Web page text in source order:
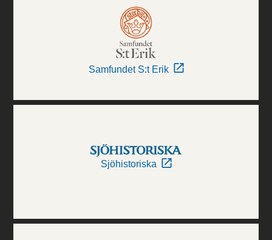
Samfundet S:t Erik
Sjöhistoriska